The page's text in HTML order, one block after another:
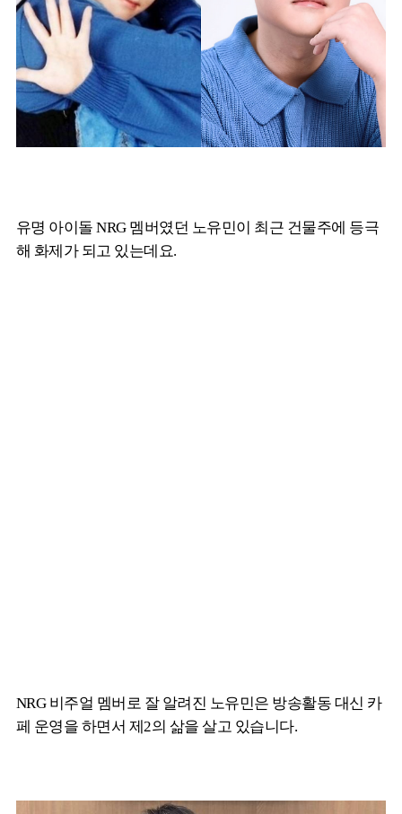
유명 아이돌 NRG 멤버였던 노유민이 최근 건물주에 등극
해 화제가 되고 있는데요.
NRG 비주얼 멤버로 잘 알려진 노유민은 방송활동 대신 카
페 운영을 하면서 제2의 삶을 살고 있습니다.